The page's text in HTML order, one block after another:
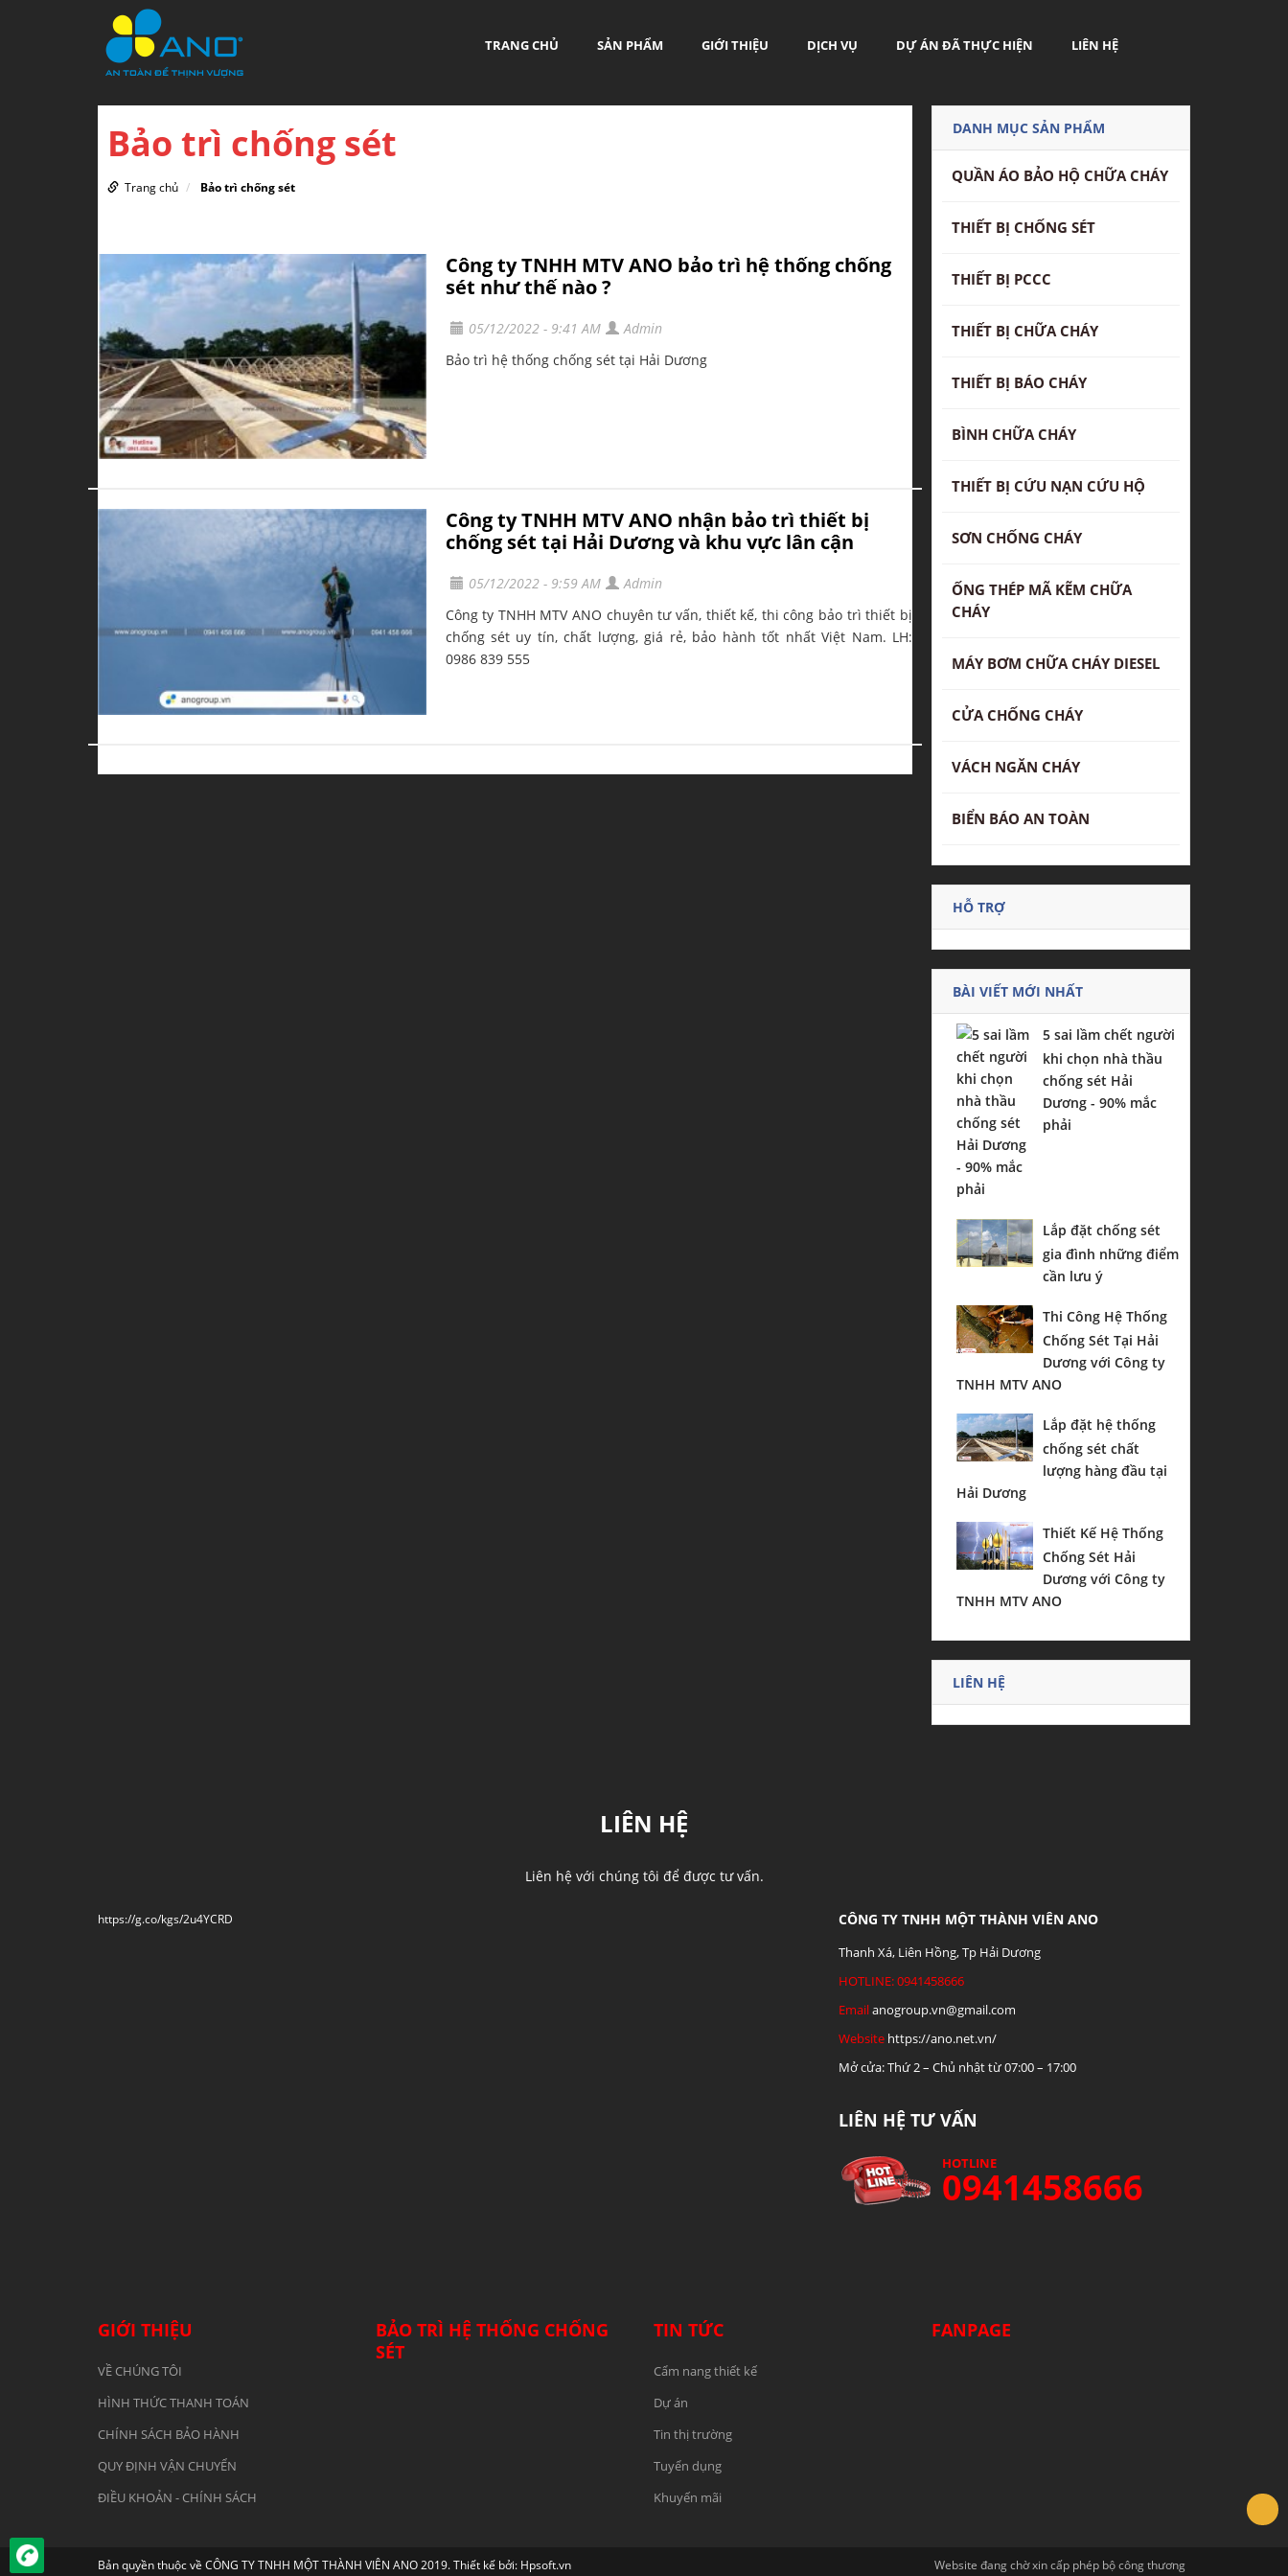
TRANG CHỦ SẢN PHẨM GIỚI THIỆU DỊCH VỤ DỰ ÁN ĐÃ THỰC HIỆN LIÊN HỆ
Bảo trì chống sét
Trang chủ Bảo trì chống sét
Công ty TNHH MTV ANO bảo trì hệ thống chống
sét như thế nào ?
05/12/2022 - 9:41 AM
Admin
Bảo trì hệ thống chống sét tại Hải Dương
Công ty TNHH MTV ANO nhận bảo trì thiết bị
chống sét tại Hải Dương và khu vực lân cận
05/12/2022 - 9:59 AM
Admin
Công ty TNHH MTV ANO chuyên tư vấn, thiết kế, thi công bảo trì thiết bị
chống sét uy tín, chất lượng, giá rẻ, bảo hành tốt nhất Việt Nam. LH:
0986 839 555
DANH MỤC SẢN PHẨM
QUẦN ÁO BẢO HỘ CHỮA CHÁY
THIẾT BỊ CHỐNG SÉT
THIẾT BỊ PCCC
THIẾT BỊ CHỮA CHÁY
THIẾT BỊ BÁO CHÁY
BÌNH CHỮA CHÁY
THIẾT BỊ CỨU NẠN CỨU HỘ
SƠN CHỐNG CHÁY
ỐNG THÉP MÃ KẼM CHỮA
CHÁY
MÁY BƠM CHỮA CHÁY DIESEL
CỬA CHỐNG CHÁY
VÁCH NGĂN CHÁY
BIỂN BÁO AN TOÀN
HỖ TRỢ
BÀI VIẾT MỚI NHẤT
5 sai lầm chết người
khi chọn nhà thầu
chống sét Hải
Dương - 90% mắc
phải
Lắp đặt chống sét
gia đình những điểm
cần lưu ý
Thi Công Hệ Thống
Chống Sét Tại Hải
Dương với Công ty
TNHH MTV ANO
Lắp đặt hệ thống
chống sét chất
lượng hàng đầu tại
Hải Dương
Thiết Kế Hệ Thống
Chống Sét Hải
Dương với Công ty
TNHH MTV ANO
LIÊN HỆ
LIÊN HỆ
Liên hệ với chúng tôi để được tư vấn.
https://g.co/kgs/2u4YCRD CÔNG TY TNHH MỘT THÀNH VIÊN ANO
Thanh Xá, Liên Hồng, Tp Hải Dương
HOTLINE: 0941458666
Emailanogroup.vn@gmail.com
Website https://ano.net.vn/
Mở cửa: Thứ 2 – Chủ nhật từ 07:00 – 17:00
LIÊN HỆ TƯ VẤN
HOTLINE
0941458666
GIỚI THIỆU
VỀ CHÚNG TÔI
HÌNH THỨC THANH TOÁN
CHÍNH SÁCH BẢO HÀNH
QUY ĐỊNH VẬN CHUYỂN
ĐIỀU KHOẢN - CHÍNH SÁCH
BẢO TRÌ HỆ THỐNG CHỐNG
SÉT
TIN TỨC
Cẩm nang thiết kế
Dự án
Tin thị trường
Tuyển dụng
Khuyến mãi
FANPAGE
Bản quyền thuộc về CÔNG TY TNHH MỘT THÀNH VIÊN ANO 2019. Thiết kế bởi: Hpsoft.vn Website đang chờ xin cấp phép bộ công thương